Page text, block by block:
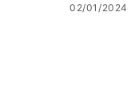
02/01/2024